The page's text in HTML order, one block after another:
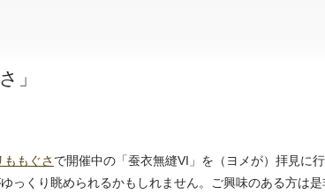
」
ももぐさ で開催中の「蚕衣無縫VI」を（ヨメが）拝見に
っくり眺められるかもしれません。ご興味のある方は是